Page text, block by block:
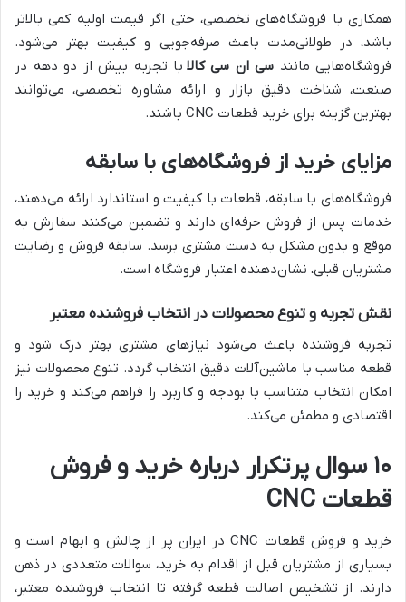
همکاری با فروشگاه‌های تخصصی، حتی اگر قیمت اولیه کمی بالاتر
باشد، در طولانی‌مدت باعث صرفه‌جویی و کیفیت بهتر می‌شود.
فروشگاه‌هایی مانند سی ان سی کالا با تجربه بیش از دو دهه در
صنعت، شناخت دقیق بازار و ارائه مشاوره تخصصی، می‌توانند
بهترین گزینه برای خرید قطعات CNC باشند.
مزایای خرید از فروشگاه‌های با سابقه
فروشگاه‌های با سابقه، قطعات با کیفیت و استاندارد ارائه می‌دهند،
خدمات پس از فروش حرفه‌ای دارند و تضمین می‌کنند سفارش به
موقع و بدون مشکل به دست مشتری برسد. سابقه فروش و رضایت
مشتریان قبلی، نشان‌دهنده اعتبار فروشگاه است.
نقش تجربه و تنوع محصولات در انتخاب فروشنده معتبر
تجربه فروشنده باعث می‌شود نیازهای مشتری بهتر درک شود و
قطعه مناسب با ماشین‌آلات دقیق انتخاب گردد. تنوع محصولات نیز
امکان انتخاب متناسب با بودجه و کاربرد را فراهم می‌کند و خرید را
اقتصادی و مطمئن می‌کند.
۱۰ سوال پرتکرار درباره خرید و فروش
قطعات CNC
خرید و فروش قطعات CNC در ایران پر از چالش و ابهام است و
بسیاری از مشتریان قبل از اقدام به خرید، سوالات متعددی در ذهن
دارند. از تشخیص اصالت قطعه گرفته تا انتخاب فروشنده معتبر،